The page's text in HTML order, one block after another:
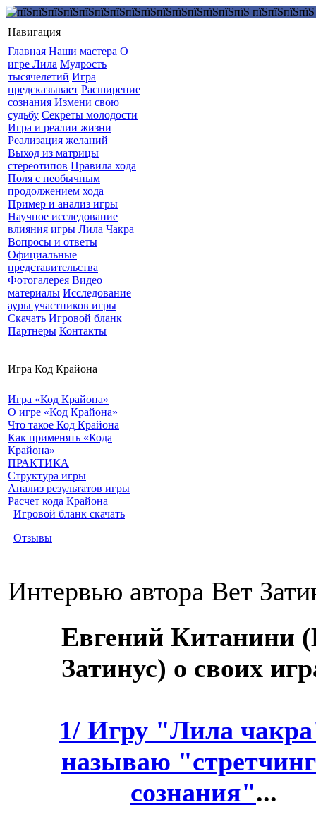
Навигация
Главная Наши мастера О
игре Лила Мудрость
тысячелетий Игра
предсказывает Расширение
сознания Измени свою
судьбу Секреты молодости
Игра и реалии жизни
Реализация желаний
Выход из матрицы
стереотипов Правила хода
Поля с необычным
продолжением хода
Пример и анализ игры
Научное исследование
влияния игры Лила Чакра
Вопросы и ответы
Официальные
представительства
Фотогалерея Видео
материалы Исследование
ауры участников игры
Скачать Игровой бланк
Партнеры Контакты
Игра Код Крайона
Игра «Код Крайона»
О игре «Код Крайона»
Что такое Код Крайона
Как применять «Кода
Крайона»
ПРАКТИКА
Структура игры
Анализ результатов игры
Расчет кода Крайона
Игровой бланк скачать
Отзывы
Интервью автора Вет
Евгений Китанини
Затинус) о своих
1/ Игру "Лила
называю
сознания"...